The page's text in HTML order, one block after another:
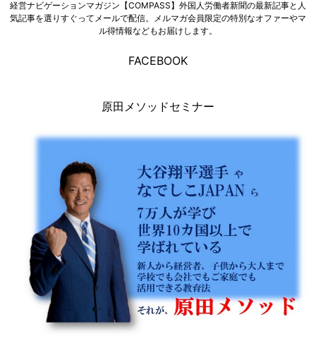
経営ナビゲーションマガジン【COMPASS】外国人労働者新聞の最新記事と人
気記事を選りすぐってメールで配信。メルマガ会員限定の特別なオファーやマ
ル得情報などもお届けします。
FACEBOOK
原田メソッドセミナー